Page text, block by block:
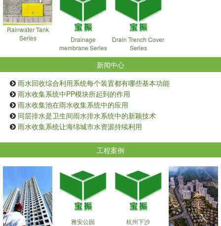
Rainwater Tank
Series
Drainage
membrane Series
Drain Trench Cover
Series
新闻中心
雨水回收综合利用系统每个装置都有哪些基本功能
雨水收集系统中PP模块所起到的作用
雨水收集池在雨水收集系统中的应用
同层排水是卫生间雨水排水系统中的新颖技术
雨水收集系统让海绵城市水资源持续利用
工程案例
雅安公园 杭州下沙